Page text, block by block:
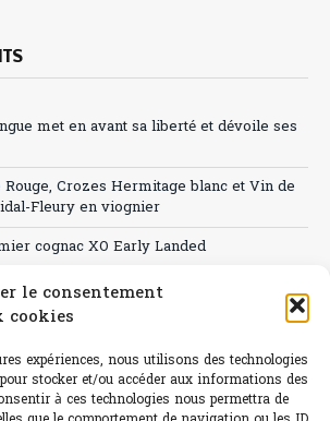
le consentement
cookies
expériences, nous utilisons des technologies
stocker et/ou accéder aux informations des
à ces technologies nous permettra de
met en avant sa liberté et dévoile ses
Crozes Hermitage blanc et Vin de
Fleury en viognier
cognac XO Early Landed
CHR à « l’heure espagnole » ?